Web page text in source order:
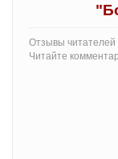
Отзывы читателей
Читайте